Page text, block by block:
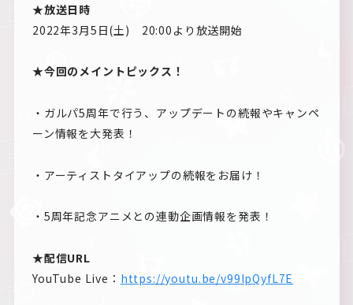
★放送日時
2022年3月5日(土) 20:00より放送開始
★今回のメイントピックス！
・ガルパ5周年で行う、アップデートの続報やキャンペ
ーン情報を大発表！
・アーティストタイアップの続報をお届け！
・5周年記念アニメとの連動企画情報を発表！
★配信URL
YouTube Live： https://youtu.be/v99lpQyfL7E